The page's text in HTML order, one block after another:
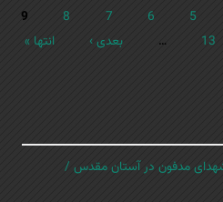
5
6
7
8
9
13
… بعدی › انتها »
شهدای مدفون در آستان مقدس /